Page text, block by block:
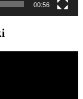
00:56